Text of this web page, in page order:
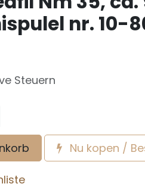
nr. 10-
Steuern
Nu kopen /